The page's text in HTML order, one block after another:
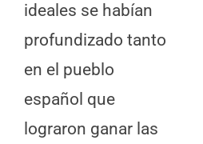
ideales se habían
profundizado tanto
en el pueblo
español que
lograron ganar las